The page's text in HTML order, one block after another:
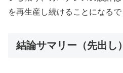
を再生産し続けることになるで
結論サマリー（先出し）